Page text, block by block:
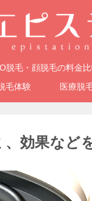
毛・顔脱毛の料金
毛体験 医療脱
効果など